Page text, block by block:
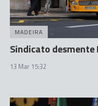
MADEIRA
Sindicato
13 Mar 15:32